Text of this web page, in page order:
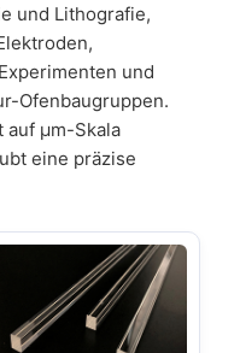
und Lithografie,
und
Ofenbaugruppen.
auf µm-Skala
eine präzise